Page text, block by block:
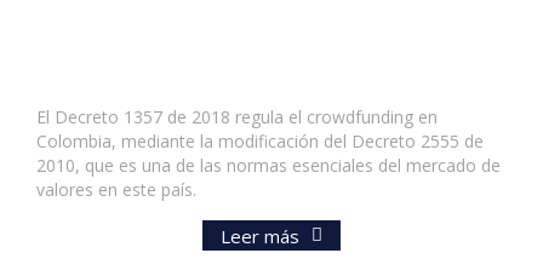
El Decreto 1357 de 2018 regula el crowdfunding en
Colombia, mediante la modificación del Decreto 2555 de
2010, que es una de las normas esenciales del mercado de
valores en este país.
Leer más